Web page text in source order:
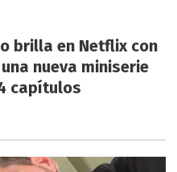
brilla en Netflix con
nueva miniserie
capítulos